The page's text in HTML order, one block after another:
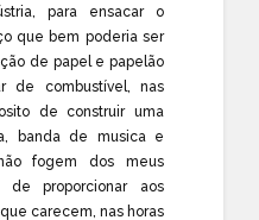
para ensacar o
que bem poderia ser
de papel e papelão
de combustível, nas
de construir uma
banda de musica e
fogem dos meus
proporcionar aos
carecem, nas horas